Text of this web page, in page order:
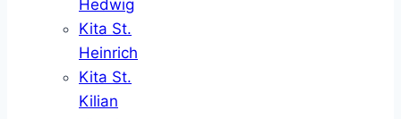
Hedwig
Kita St.
Heinrich
Kita St.
Kilian